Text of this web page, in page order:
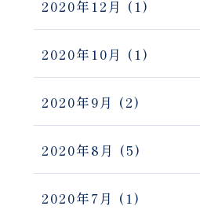
2020年12月 (1)
2020年10月 (1)
2020年9月 (2)
2020年8月 (5)
2020年7月 (1)